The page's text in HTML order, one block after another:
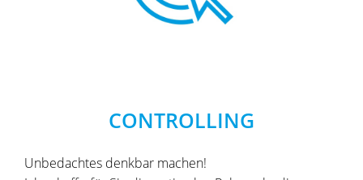
CONTROLLING
Unbedachtes denkbar machen!